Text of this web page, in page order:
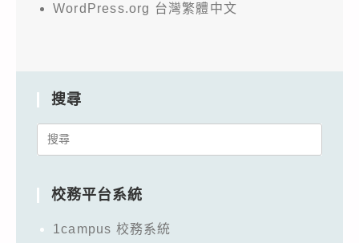
WordPress.org 台灣繁體中文
搜尋
Search
校務平台系統
1campus 校務系統